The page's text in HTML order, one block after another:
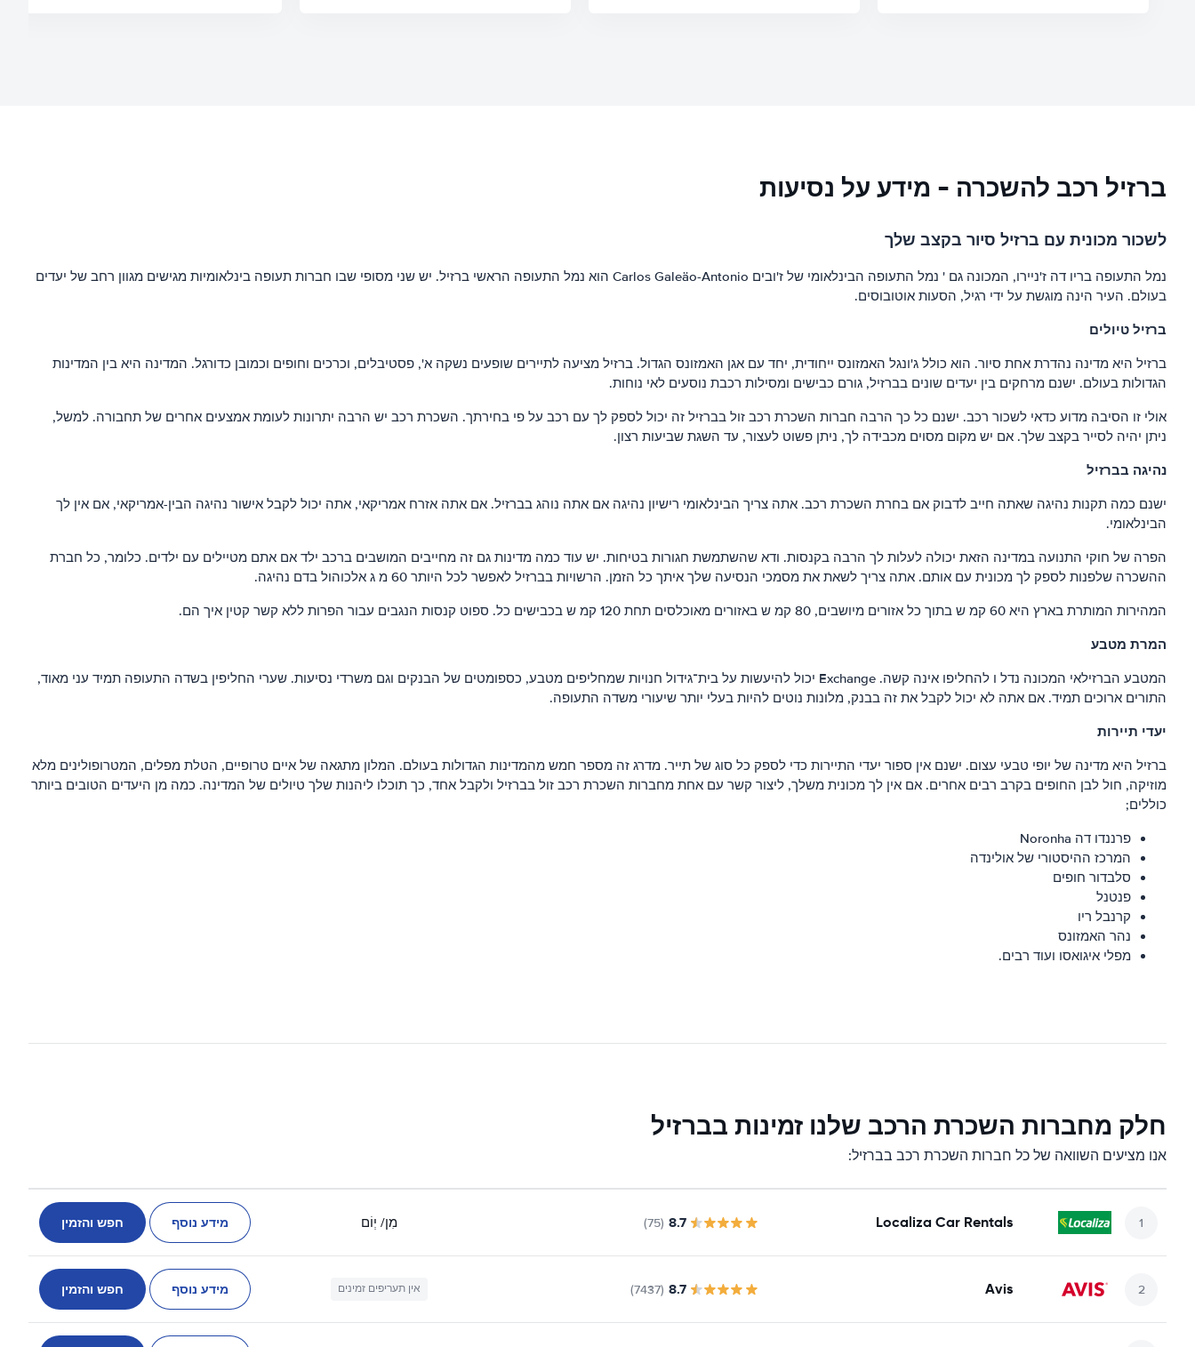
ברזיל רכב להשכרה - מידע על נסיעות
לשכור מכונית עם ברזיל סיור בקצב שלך
נמל התעופה בריו דה ז'ניירו, המכונה גם ' נמל התעופה הבינלאומי של ז'ובים Carlos Galeäo-Antonio הוא נמל התעופה הראשי ברזיל. יש שני מסופי שבו חברות תעופה בינלאומיות מגישים מגוון רחב של יעדים
בעולם. העיר הינה מוגשת על ידי רגיל, הסעות אוטובוסים.
ברזיל טיולים
ברזיל היא מדינה נהדרת אחת סיור. הוא כולל ג'ונגל האמזונס ייחודית, יחד עם אגן האמזונס הגדול. ברזיל מציעה לתיירים שופעים נשקה א', פסטיבלים, וכרכים וחופים וכמובן כדורגל. המדינה היא בין המדינות
הגדולות בעולם. ישנם מרחקים בין יעדים שונים בברזיל, גורם כבישים ומסילות רכבת נוסעים לאי נוחות.
אולי זו הסיבה מדוע כדאי לשכור רכב. ישנם כל כך הרבה חברות השכרת רכב זול בברזיל זה יכול לספק לך עם רכב על פי בחירתך. השכרת רכב יש הרבה יתרונות לעומת אמצעים אחרים של תחבורה. למשל,
ניתן יהיה לסייר בקצב שלך. אם יש מקום מסוים מכבידה לך, ניתן פשוט לעצור, עד השגת שביעות רצון.
נהיגה בברזיל
ישנם כמה תקנות נהיגה שאתה חייב לדבוק אם בחרת השכרת רכב. אתה צריך הבינלאומי רישיון נהיגה אם אתה נוהג בברזיל. אם אתה אזרח אמריקאי, אתה יכול לקבל אישור נהיגה הבין-אמריקאי, אם אין לך
הבינלאומי.
הפרה של חוקי התנועה במדינה הזאת יכולה לעלות לך הרבה בקנסות. ודא שהשתמשת חגורות בטיחות. יש עוד כמה מדינות גם זה מחייבים המושבים ברכב ילד אם אתם מטיילים עם ילדים. כלומר, כל חברת
ההשכרה שלפנות לספק לך מכונית עם אותם. אתה צריך לשאת את מסמכי הנסיעה שלך איתך כל הזמן. הרשויות בברזיל לאפשר לכל היותר 60 מ ג אלכוהול בדם נהיגה.
המהירות המותרת בארץ היא 60 קמ ש בתוך כל אזורים מיושבים, 80 קמ ש באזורים מאוכלסים תחת 120 קמ ש בכבישים כל. ספוט קנסות הנגבים עבור הפרות ללא קשר קטין איך הם.
המרת מטבע
המטבע הברזילאי המכונה נדל ו להחליפו אינה קשה. Exchange יכול להיעשות על בית־גידול חנויות שמחליפים מטבע, כספומטים של הבנקים וגם משרדי נסיעות. שערי החליפין בשדה התעופה תמיד עני מאוד,
התורים ארוכים תמיד. אם אתה לא יכול לקבל את זה בבנק, מלונות נוטים להיות בעלי יותר שיעורי משדה התעופה.
יעדי תיירות
ברזיל היא מדינה של יופי טבעי עצום. ישנם אין ספור יעדי התיירות כדי לספק כל סוג של תייר. מדרג זה מספר חמש מהמדינות הגדולות בעולם. המלון מתגאה של איים טרופיים, הטלת מפלים, המטרופולינים מלא
מוזיקה, חול לבן החופים בקרב רבים אחרים. אם אין לך מכונית משלך, ליצור קשר עם אחת מחברות השכרת רכב זול בברזיל ולקבל אחד, כך תוכלו ליהנות שלך טיולים של המדינה. כמה מן היעדים הטובים ביותר
כוללים;
פרננדו דה Noronha
המרכז ההיסטורי של אולינדה
סלבדור חופים
פנטנל
קרנבל ריו
נהר האמזונס
מפלי איגואסו ועוד רבים.
חלק מחברות השכרת הרכב שלנו זמינות בברזיל
אנו מציעים השוואה של כל חברות השכרת רכב בברזיל:
Localiza Car Rentals
8.7
(75) מִן/ יְוֹם מידע נוסף חפש והזמין
Avis
8.7
(7437) אין תעריפים זמינים מידע נוסף חפש והזמין